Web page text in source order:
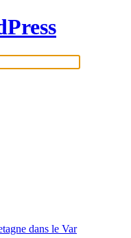
dans le Var